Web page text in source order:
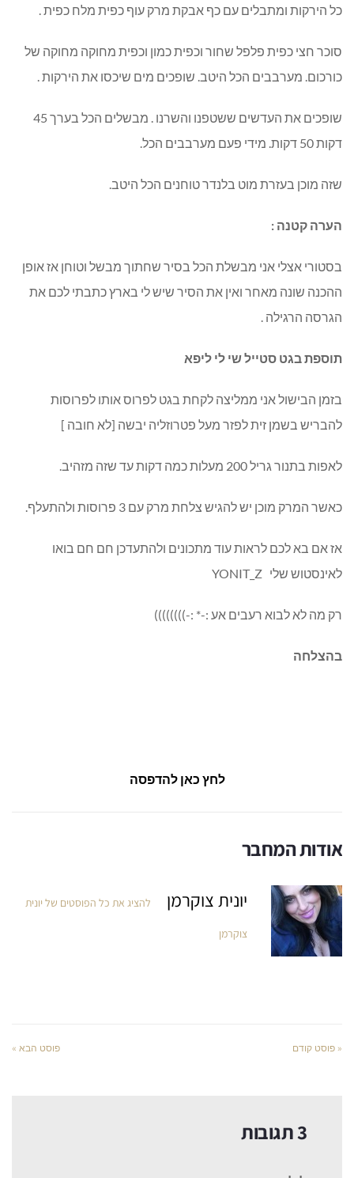
כל הירקות ומתבלים עם כף אבקת מרק עוף כפית מלח כפית .
סוכר חצי כפית פלפל שחור וכפית כמון וכפית מחוקה מחוקה של
כורכום. מערבבים הכל היטב. שופכים מים שיכסו את הירקות .
שופכים את העדשים ששטפנו והשרנו . מבשלים הכל בערך 45
דקות 50 דקות. מידי פעם מערבבים הכל.
שזה מוכן בעזרת מוט בלנדר טוחנים הכל היטב.
הערה קטנה :
בסטורי אצלי אני מבשלת הכל בסיר שחתוך מבשל וטוחן אז אופן
ההכנה שונה מאחר ואין את הסיר שיש לי בארץ כתבתי לכם את
הגרסה הרגילה .
תוספת בגט סטייל שי לי ליפא
בזמן הבישול אני ממליצה לקחת בגט לפרוס אותו לפרוסות
להבריש בשמן זית לפזר מעל פטרוזליה יבשה [לא חובה ]
לאפות בתנור גריל 200 מעלות כמה דקות עד שזה מזהיב.
כאשר המרק מוכן יש להגיש צלחת מרק עם 3 פרוסות ולהתעלף.
אז אם בא לכם לראות עוד מתכונים ולהתעדכן חם חם בואו
לאינסטוש שלי YONIT_Z
רק מה לא לבוא רעבים אע :-* :-))))))))
בהצלחה
לחץ כאן להדפסה
אודות המחבר
יונית צוקרמן להציג את כל הפוסטים של יונית
צוקרמן
« פוסט קודם פוסט הבא »
3 תגובות